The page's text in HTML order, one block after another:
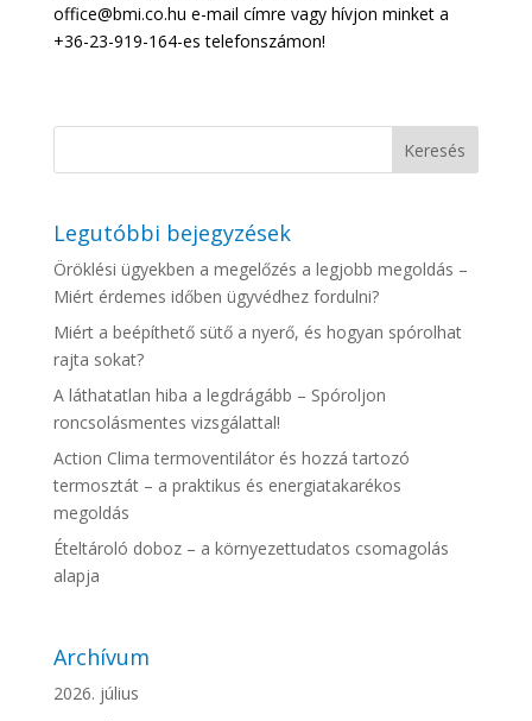
office@bmi.co.hu e-mail címre vagy hívjon minket a
+36-23-919-164-es telefonszámon!
Legutóbbi bejegyzések
Öröklési ügyekben a megelőzés a legjobb megoldás –
Miért érdemes időben ügyvédhez fordulni?
Miért a beépíthető sütő a nyerő, és hogyan spórolhat
rajta sokat?
A láthatatlan hiba a legdrágább – Spóroljon
roncsolásmentes vizsgálattal!
Action Clima termoventilátor és hozzá tartozó
termosztát – a praktikus és energiatakarékos
megoldás
Ételtároló doboz – a környezettudatos csomagolás
alapja
Archívum
2026. július